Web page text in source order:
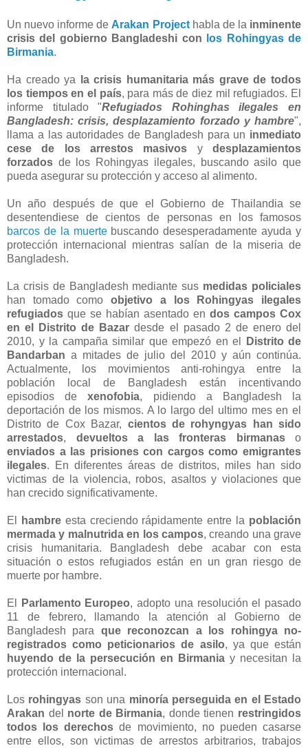
Un nuevo informe de Arakan Projecthabla de la inminente
crisis del gobierno Bangladeshi con
los Rohingyas de
Birmania.
Ha creado ya
la crisis humanitaria más grave de todos
los tiempos en el país, para más de diez mil refugiados. El
informe titulado "Refugiados Rohinghas ilegales en
Bangladesh: crisis, desplazamiento forzado y hambre",
llama a las autoridades de Bangladesh para un inmediato
cese de los arrestos masivos ydesplazamientos
forzados de los Rohingyas ilegales, buscando asilo que
pueda asegurar su protección y acceso al alimento.
Un año después de que el Gobierno de Thailandia se
desentendiese de cientos de personas en los famosos
barcos de la muertebuscando desesperadamente ayuda y
protección internacional mientras salían de la miseria de
Bangladesh.
La crisis de Bangladesh mediante sus medidas policiales
han tomado comoobjetivo a los Rohingyas ilegales
refugiados que se habían asentado en dos campos Cox
en el Distrito de Bazar desde el pasado 2 de enero del
2010, y la campaña similar que empezó en el
Distrito de
Bandarban a mitades de julio del 2010 y aún continúa.
Actualmente, los movimientos anti-rohingya entre la
población local de Bangladesh están incentivando
episodios dexenofobia, pidiendo a Bangladesh la
deportación de los mismos. A lo largo del ultimo mes en el
Distrito de Cox Bazar, cientos de rohyngyas han sido
arrestados, devueltos a las fronteras birmanaso
enviados a las prisiones con cargos como emigrantes
ilegales. En diferentes áreas de distritos, miles han sido
victimas de la violencia, robos, asaltos y violaciones que
han crecido significativamente.
El hambre esta creciendo rápidamente entre la población
mermada y malnutrida en los campos, creando una grave
crisis humanitaria. Bangladesh debe acabar con esta
situación o estos refugiados están en un gran riesgo de
muerte por hambre.
El Parlamento Europeo, adopto una resolución el pasado
11 de febrero, llamando la atención al Gobierno de
Bangladesh para que reconozcan a los rohingya no-
registrados como peticionarios de asilo, ya que están
huyendo de la persecución en Birmania y necesitan la
protección internacional.
Los rohingyas son una minoría perseguida en el Estado
Arakan del norte de Birmania, donde tienen restringidos
todos los derechos de movimiento, no pueden casarse
entre ellos, son victimas de arrestos arbitrarios, trabajos